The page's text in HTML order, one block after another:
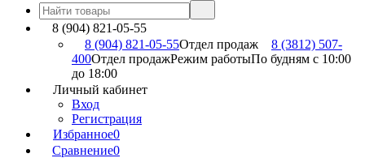
8 (904) 821-05-55
8 (904) 821-05-55Отдел продаж
8 (3812) 507-
400Отдел продажРежим работыПо будням с 10:00
до 18:00
Личный кабинет
Вход
Регистрация
Избранное0
Сравнение0